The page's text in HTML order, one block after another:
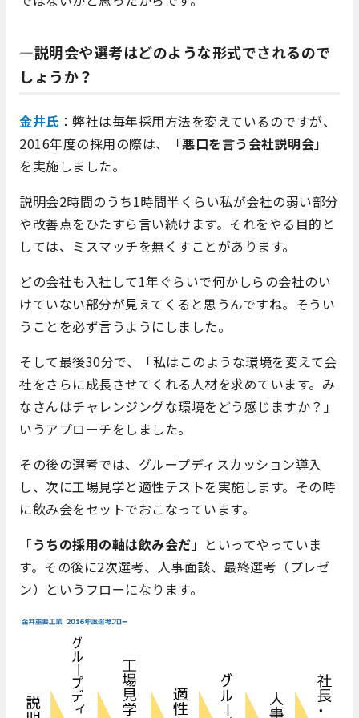
―説明会や選考はどのような形式でされるので
しょうか？
金井氏 ：弊社は毎年採用方法を変えているのですが、
2016年度の採用の際は、「悪口を言う会社説明会」
を実施しました。
説明会2時間のうち1時間半くらい私が会社の弱い部分
や改善点をひたすら言い続けます。それをやる目的と
しては、ミスマッチを無くすことがあります。
どの会社も入社して1年ぐらいで何かしらの会社のい
けていない部分が見えてくると思うんですね。そうい
うことを必ず言うようにしました。
そして最後30分で、「私はこのような環境を変えて会
社をさらに成長させてくれる人材を求めています。み
なさんはチャレンジングな環境をどう感じますか？」
いうアプローチをしました。
その後の選考では、グループディスカッション導入
し、次に工場見学と適性テストを実施します。その時
に飲み会をセットでおこなっています。
「うちの採用の軸は飲み会だ 」といってやっていま
す。その後に2次選考、人事面談、最終選考（プレゼ
ン）というフローになります。